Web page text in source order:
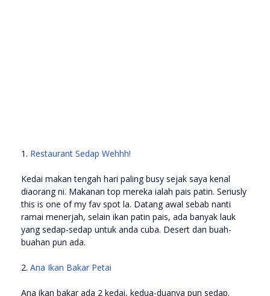
1. Restaurant Sedap Wehhh!
Kedai makan tengah hari paling busy sejak saya kenal
diaorang ni. Makanan top mereka ialah pais patin. Seriusly
this is one of my fav spot la. Datang awal sebab nanti
ramai menerjah, selain ikan patin pais, ada banyak lauk
yang sedap-sedap untuk anda cuba. Desert dan buah-
buahan pun ada.
2. Ana Ikan Bakar Petai
Ana ikan bakar ada 2 kedai, kedua-duanya pun sedap.